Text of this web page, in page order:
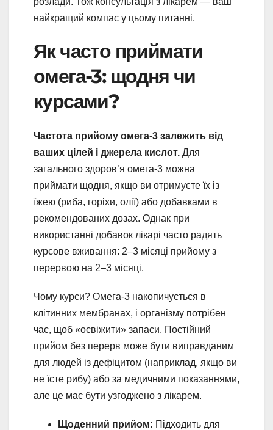
найкращий компас у цьому питанні.
Як часто приймати
омега-3: щодня чи
курсами?
Частота прийому омега-3 залежить від
ваших цілей і джерела кислот. Для
загального здоров’я омега-3 можна
приймати щодня, якщо ви отримуєте їх із
їжею (риба, горіхи, олії) або добавками в
рекомендованих дозах. Однак при
використанні добавок лікарі часто радять
курсове вживання: 2–3 місяці прийому з
перервою на 2–3 місяці.
Чому курси? Омега-3 накопичується в
клітинних мембранах, і організму потрібен
час, щоб «освіжити» запаси. Постійний
прийом без перерв може бути виправданим
для людей із дефіцитом (наприклад, якщо ви
не їсте рибу) або за медичними показаннями,
але це має бути узгоджено з лікарем.
Щоденний прийом: Підходить для